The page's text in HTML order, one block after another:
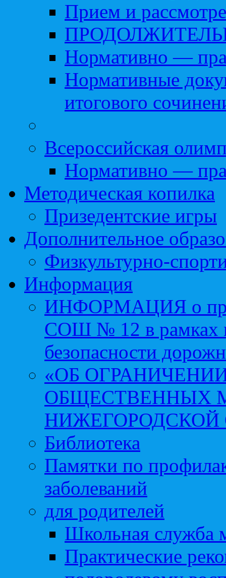
Прием и
Нормативно —
Нормативные
итогового
Всероссийская
Нормативно —
Методическая копилка
Призедентские игры
Дополнительное
Физкультурно-
Информация
ИНФОРМАЦИЯ о
СОШ № 12 в рамках
безопасности
«ОБ
ОБЩЕСТВЕННЫХ
НИЖЕГОРОДСКОЙ
Библиотека
Памятки по
заболеваний
для родителей
Школьная служба
Практические